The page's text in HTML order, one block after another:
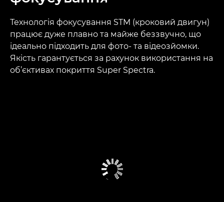
Технологія фокусування STM (кроковий двигун)
працює дуже плавно та майже беззвучно, що
ідеально підходить для фото- та відеозйомки.
Якість гарантується за рахунок використання на
об’єктивах покриття Super Spectra.